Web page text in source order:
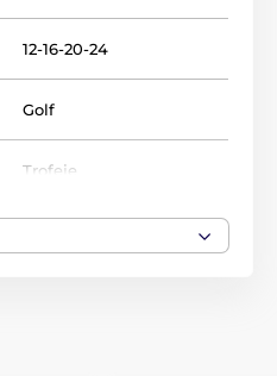
12-16-20-24
Golf
Trofeje